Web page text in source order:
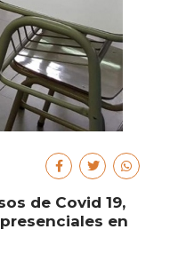
de Covid 19,
en